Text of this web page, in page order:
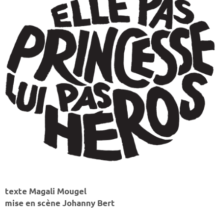
texte Magali Mougel
mise en scène Johanny Bert